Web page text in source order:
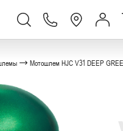
Мотошлем HJC V31 DEEP